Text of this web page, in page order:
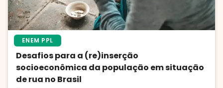
ENEM PPL
Desafios para a (re)inserção
socioeconômica da população em situação
de rua no Brasil